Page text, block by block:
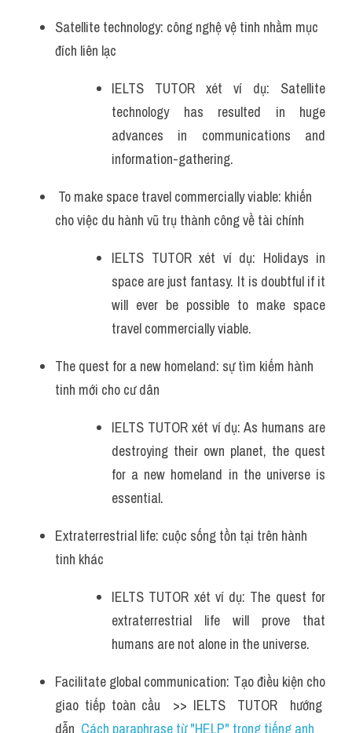
Satellite technology: công nghệ vệ tinh nhằm mục
đích liên lạc
IELTS TUTOR xét ví dụ: Satellite
technology has resulted in huge
advances in communications and
information-gathering.
To make space travel commercially viable: khiến
cho việc du hành vũ trụ thành công về tài chính
IELTS TUTOR xét ví dụ: Holidays in
space are just fantasy. It is doubtful if it
will ever be possible to make space
travel commercially viable.
The quest for a new homeland: sự tìm kiếm hành
tinh mới cho cư dân
IELTS TUTOR xét ví dụ: As humans are
destroying their own planet, the quest
for a new homeland in the universe is
essential.
Extraterrestrial life: cuộc sống tồn tại trên hành
tinh khác
IELTS TUTOR xét ví dụ: The quest for
extraterrestrial life will prove that
humans are not alone in the universe.
Facilitate global communication: Tạo điều kiện cho
giao tiếp toàn cầu  >> IELTS  TUTOR  hướng
dẫn Cách paraphrase từ "HELP" trong tiếng anh